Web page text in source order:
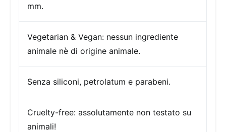
mm.
Vegetarian & Vegan: nessun ingrediente
animale nè di origine animale.
Senza siliconi, petrolatum e parabeni.
Cruelty-free: assolutamente non testato su
animali!